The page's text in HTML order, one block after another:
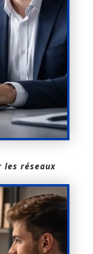
les réseaux